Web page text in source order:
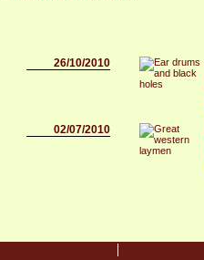
26/10/2010
02/07/2010